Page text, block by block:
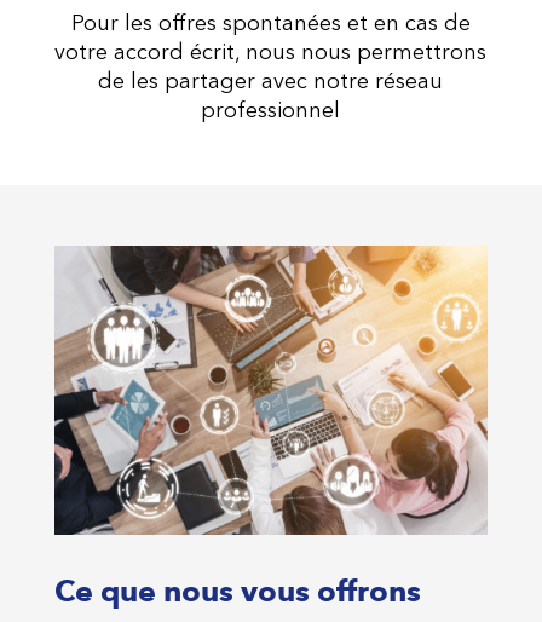
Pour les offres spontanées et en cas de
votre accord écrit, nous nous permettrons
de les partager avec notre réseau
professionnel
Ce que nous vous offrons